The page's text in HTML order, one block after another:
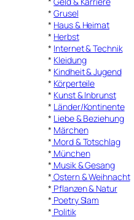
*Grusel
* Haus & Heimat
* Herbst
* Internet & Technik
* Kleidung
* Kindheit & Jugend
* Körperteile
* Kunst & Inbrunst
* Länder/Kontinente
* Liebe & Beziehung
* Märchen
* Mord & Totschlag
* München
* Musik & Gesang
* Ostern & Weihnacht
* Pflanzen & Natur
* Poetry Slam
* Politik